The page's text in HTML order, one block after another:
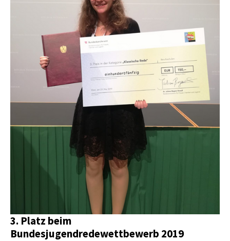
3. Platz beim
Bundesjugendredewettbewerb 2019